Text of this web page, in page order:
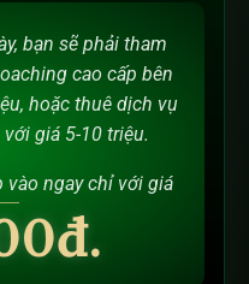
bạn sẽ phải tham
cao cấp bên
hoặc thuê dịch vụ
giá 5-10 triệu.
vào ngay chỉ với giá